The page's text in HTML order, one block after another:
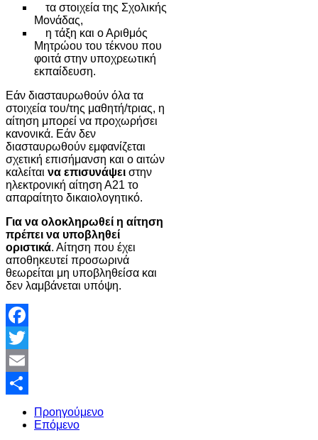
τα στοιχεία της Σχολικής
Μονάδας,
η τάξη και ο Αριθμός
Μητρώου του τέκνου που
φοιτά στην υποχρεωτική
εκπαίδευση.
Εάν διασταυρωθούν όλα τα
στοιχεία του/της μαθητή/τριας, η
αίτηση μπορεί να προχωρήσει
κανονικά. Εάν δεν
διασταυρωθούν εμφανίζεται
σχετική επισήμανση και ο αιτών
καλείται να επισυνάψει στην
ηλεκτρονική αίτηση Α21 το
απαραίτητο δικαιολογητικό.
Για να ολοκληρωθεί η αίτηση
πρέπει να υποβληθεί
οριστικά. Αίτηση που έχει
αποθηκευτεί προσωρινά
θεωρείται μη υποβληθείσα και
δεν λαμβάνεται υπόψη.
Facebook
Twitter
Email
Share
Προηγούμενο
Επόμενο